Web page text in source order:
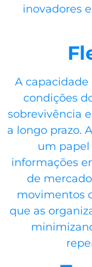
inovadores
A
condições
sobrevivência
a longo prazo.
um
informações
de
movimentos
que as